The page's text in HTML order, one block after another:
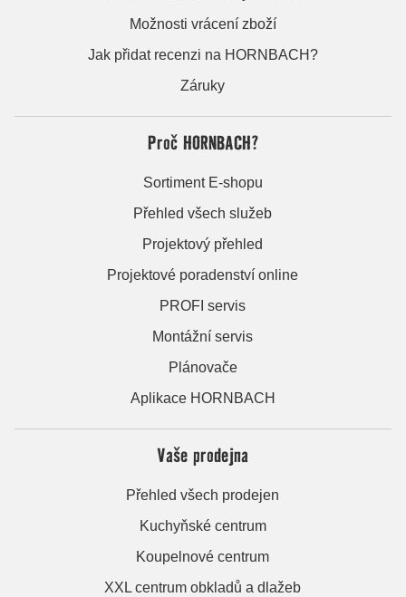
Možnosti vrácení zboží
Jak přidat recenzi na HORNBACH?
Záruky
Proč HORNBACH?
Sortiment E-shopu
Přehled všech služeb
Projektový přehled
Projektové poradenství online
PROFI servis
Montážní servis
Plánovače
Aplikace HORNBACH
Vaše prodejna
Přehled všech prodejen
Kuchyňské centrum
Koupelnové centrum
XXL centrum obkladů a dlažeb